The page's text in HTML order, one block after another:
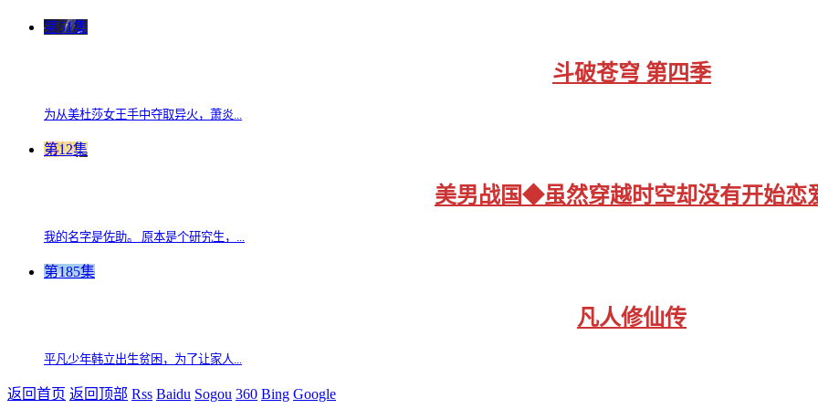
第51集
斗破苍穹 第四季
为从美杜莎女王手中夺取异火，萧炎...
第12集
美男战国◆虽然穿越时空却没有开始恋
我的名字是佐助。 原本是个研究生，...
第185集
凡人修仙传
平凡少年韩立出生贫困，为了让家人...
返回首页 返回顶部 Rss Baidu Sogou 360 Bing Google